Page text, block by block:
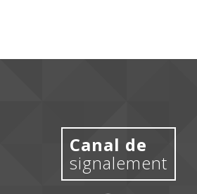
Canal de
signalement